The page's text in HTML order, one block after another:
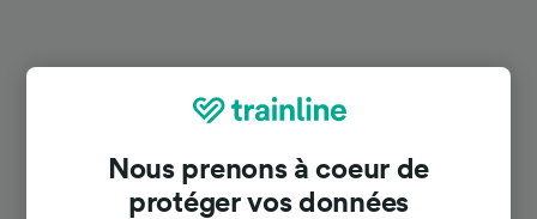
Destinations populaires depuis
Nous prenons à coeur de
protéger vos données